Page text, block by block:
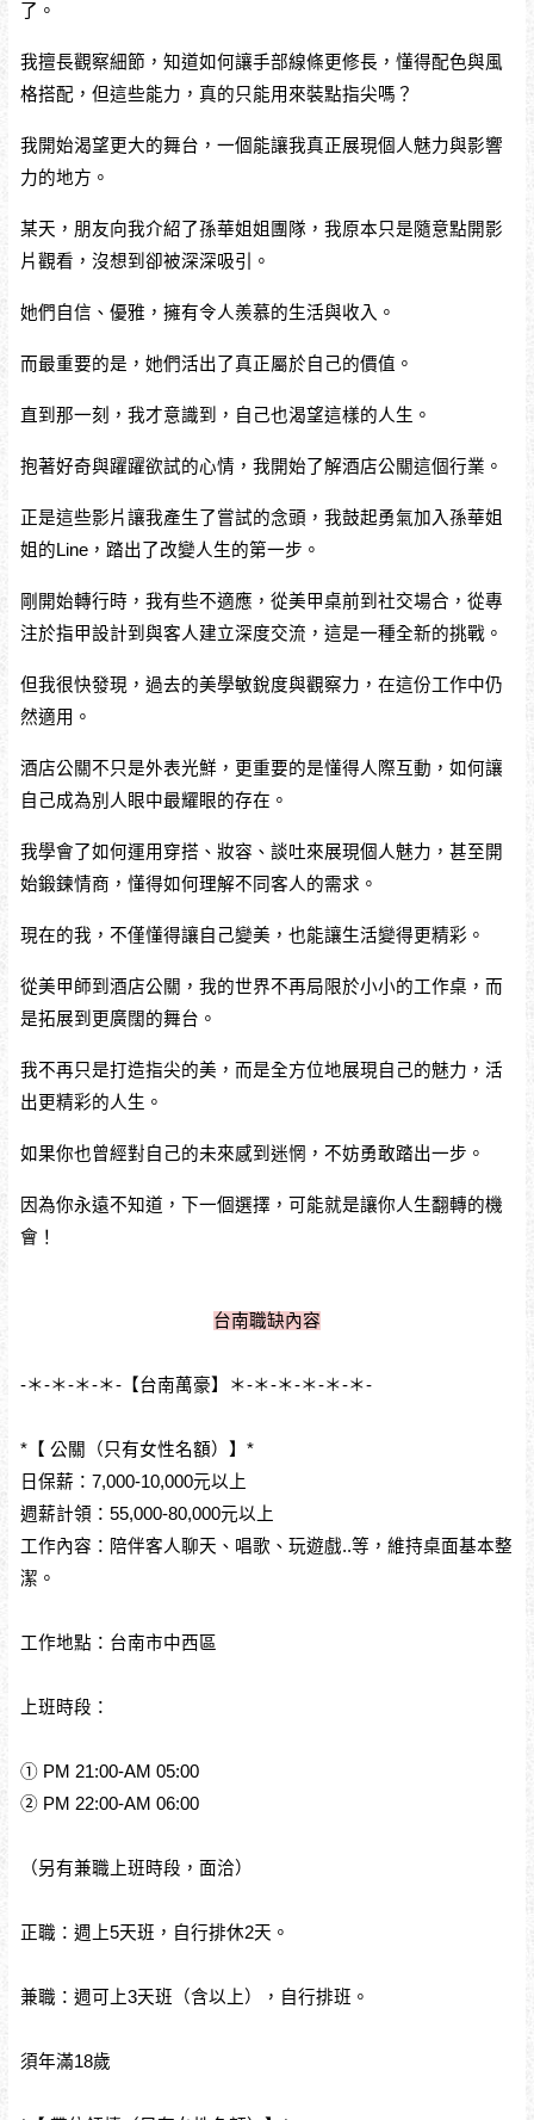
了。
我擅長觀察細節，知道如何讓手部線條更修長，懂得配色與風
格搭配，但這些能力，真的只能用來裝點指尖嗎？
我開始渴望更大的舞台，一個能讓我真正展現個人魅力與影響
力的地方。
某天，朋友向我介紹了孫華姐姐團隊，我原本只是隨意點開影
片觀看，沒想到卻被深深吸引。
她們自信、優雅，擁有令人羨慕的生活與收入。
而最重要的是，她們活出了真正屬於自己的價值。
直到那一刻，我才意識到，自己也渴望這樣的人生。
抱著好奇與躍躍欲試的心情，我開始了解酒店公關這個行業。
正是這些影片讓我產生了嘗試的念頭，我鼓起勇氣加入孫華姐
姐的Line，踏出了改變人生的第一步。
剛開始轉行時，我有些不適應，從美甲桌前到社交場合，從專
注於指甲設計到與客人建立深度交流，這是一種全新的挑戰。
但我很快發現，過去的美學敏銳度與觀察力，在這份工作中仍
然適用。
酒店公關不只是外表光鮮，更重要的是懂得人際互動，如何讓
自己成為別人眼中最耀眼的存在。
我學會了如何運用穿搭、妝容、談吐來展現個人魅力，甚至開
始鍛鍊情商，懂得如何理解不同客人的需求。
現在的我，不僅懂得讓自己變美，也能讓生活變得更精彩。
從美甲師到酒店公關，我的世界不再局限於小小的工作桌，而
是拓展到更廣闊的舞台。
我不再只是打造指尖的美，而是全方位地展現自己的魅力，活
出更精彩的人生。
如果你也曾經對自己的未來感到迷惘，不妨勇敢踏出一步。
因為你永遠不知道，下一個選擇，可能就是讓你人生翻轉的機
會！
台南職缺內容
-＊-＊-＊-＊-【台南萬豪】＊-＊-＊-＊-＊-＊-
*【 公關（只有女性名額）】*
日保薪：7,000-10,000元以上
週薪計領：55,000-80,000元以上
工作內容：陪伴客人聊天、唱歌、玩遊戲..等，維持桌面基本整
潔。
工作地點：台南市中西區
上班時段：
① PM 21:00-AM 05:00
② PM 22:00-AM 06:00
（另有兼職上班時段，面洽）
正職：週上5天班，自行排休2天。
兼職：週可上3天班（含以上），自行排班。
須年滿18歲